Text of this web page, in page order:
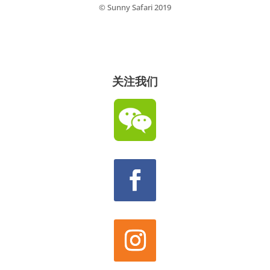
© Sunny Safari 2019
关注我们